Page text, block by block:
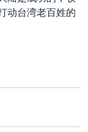
动台湾老百姓的